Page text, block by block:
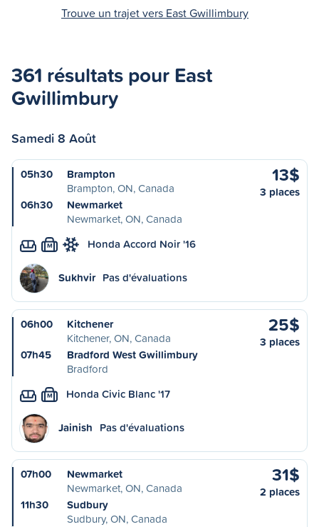
Trouve un trajet vers East Gwillimbury
361 résultats pour East
Gwillimbury
Samedi 8 Août
05h30
Brampton
Brampton, ON, Canada
06h30
Newmarket
Newmarket, ON, Canada
13$
3 places
M Honda Accord Noir '16
Sukhvir Pas d'évaluations
06h00
Kitchener
Kitchener, ON, Canada
07h45
Bradford West Gwillimbury
Bradford
25$
3 places
M Honda Civic Blanc '17
Jainish Pas d'évaluations
07h00
Newmarket
Newmarket, ON, Canada
11h30
Sudbury
Sudbury, ON, Canada
31$
2 places